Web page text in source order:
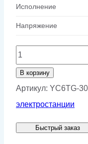
Исполнение
Напряжение
Количество
товара
Газовый
генератор
YC6TG-
В корзину
Артикул: YC6TG-
электростанции
Быстрый заказ